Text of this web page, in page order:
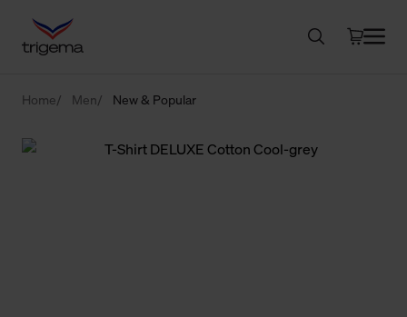
Home Men New & Popular